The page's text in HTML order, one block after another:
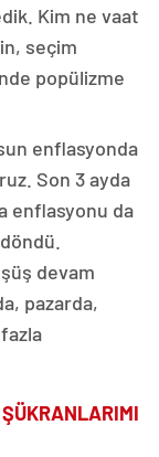
Kim ne vaat
seçim
popülizme
enflasyonda
Son 3 ayda
enflasyonu da
devam
pazarda,